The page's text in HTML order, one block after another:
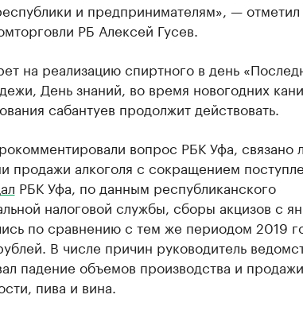
и предпринимателям», — отметил
РБ Алексей Гусев.
на реализацию спиртного в день
День знаний, во время новогодних
сабантуев продолжит действовать.
вопрос РБК Уфа, связано
продажи алкоголя с сокращением
РБК Уфа, по данным республиканского
налоговой службы, сборы акцизов с
по сравнению с тем же периодом 2019
В числе причин руководитель
падение объемов производства и продажи
пива и вина.